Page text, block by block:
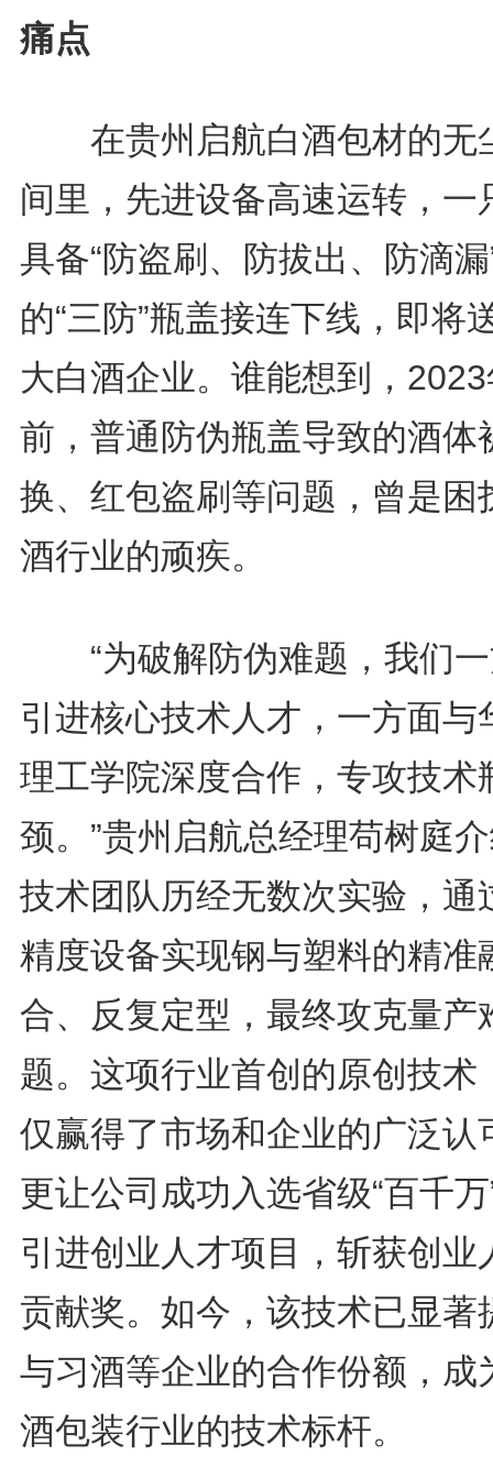
痛点
在贵州启航白酒包材的无
间里，先进设备高速运转，一
具备“防盗刷、防拔出、防滴
的“三防”瓶盖接连下线，即将
大白酒企业。谁能想到，
前，普通防伪瓶盖导致的酒体
换、红包盗刷等问题，曾是困
酒行业的顽疾。
“为破解防伪难题，我们一
引进核心技术人才，一方面与
理工学院深度合作，专攻技术
颈。”贵州启航总经理苟树庭
技术团队历经无数次实验，通
精度设备实现钢与塑料的精准
合、反复定型，最终攻克量产
题。这项行业首创的原创技术
仅赢得了市场和企业的广泛认
更让公司成功入选省级“百千
引进创业人才项目，斩获创业
贡献奖。如今，该技术已显著
与习酒等企业的合作份额，成
酒包装行业的技术标杆。